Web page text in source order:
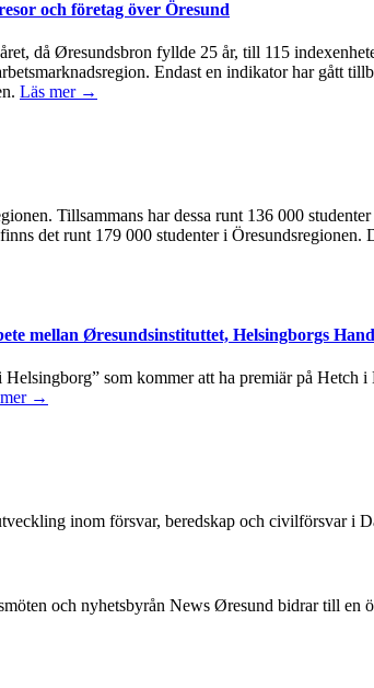
och företag över Öresund
då Øresundsbron fyllde 25 år, till 115
Endast en indikator har gått
Läs mer →
Tillsammans har dessa runt 136 000
det runt 179 000 studenter i
mellan Øresundsinstituttet, Helsingborgs
som kommer att ha premiär på Hetch
→
inom försvar, beredskap och civilförsvar i
och nyhetsbyrån News Øresund bidrar till